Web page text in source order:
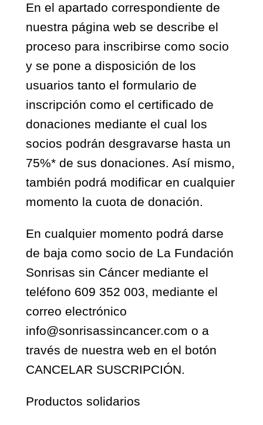
En el apartado correspondiente de
nuestra página web se describe el
proceso para inscribirse como socio
y se pone a disposición de los
usuarios tanto el formulario de
inscripción como el certificado de
donaciones mediante el cual los
socios podrán desgravarse hasta un
75%* de sus donaciones. Así mismo,
también podrá modificar en cualquier
momento la cuota de donación.
En cualquier momento podrá darse
de baja como socio de La Fundación
Sonrisas sin Cáncer mediante el
teléfono 609 352 003, mediante el
correo electrónico
info@sonrisassincancer.com o a
través de nuestra web en el botón
CANCELAR SUSCRIPCIÓN.
Productos solidarios